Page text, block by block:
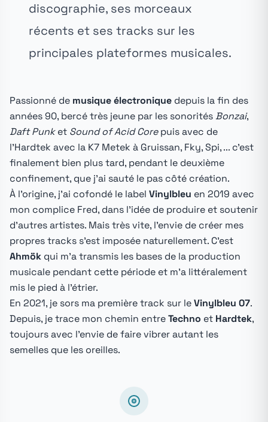
discographie, ses morceaux
récents et ses tracks sur les
principales plateformes musicales.
Passionné de musique électronique depuis la fin des
années 90, bercé très jeune par les sonoritésBonzai,
Daft Punket Sound of Acid Corepuis avec de
l'Hardtek avec la K7 Metek à Gruissan, Fky, Spi, ... c'est
finalement bien plus tard, pendant le deuxième
confinement, que j'ai sauté le pas côté création.
À l'origine, j'ai cofondé le label Vinylbleu en 2019 avec
mon complice Fred, dans l'idée de produire et soutenir
d'autres artistes. Mais très vite, l'envie de créer mes
propres tracks s'est imposée naturellement. C'est
Ahmök qui m'a transmis les bases de la production
musicale pendant cette période et m'a littéralement
mis le pied à l'étrier.
En 2021, je sors ma première track sur leVinylbleu 07.
Depuis, je trace mon chemin entreTechno et Hardtek,
toujours avec l'envie de faire vibrer autant les
semelles que les oreilles.